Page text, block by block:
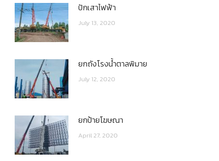
ปักเสาไฟฟ้า
July 13, 2020
ยกถังโรงน้ำตาลพิมาย
July 12, 2020
ยกป้ายโฆษณา
April 27, 2020